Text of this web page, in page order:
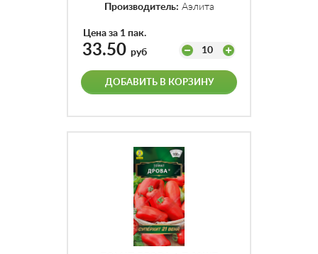
Производитель: Аэлита
Цена за 1 пак.
33.50 руб 10
ДОБАВИТЬ В КОРЗИНУ